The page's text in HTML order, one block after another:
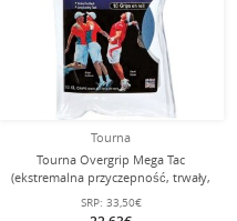
Tourna
Tourna Overgrip Mega Tac
(ekstremalna przyczepność, trwały,
szeroki) niebieski 10 sztuk
SRP: 33,50€